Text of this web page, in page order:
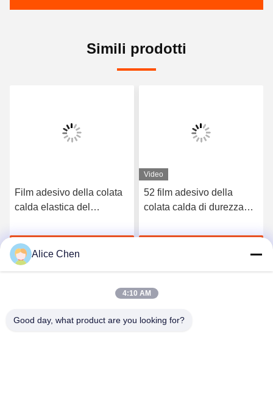
Simili prodotti
Film adesivo della colata
calda elastica del
qualità
Chatta Adesso
Video
52 film adesivo della
colata calda di durezza
biancheria intima senza
Alice Chen
4:10 AM
Good day, what product are you looking for?